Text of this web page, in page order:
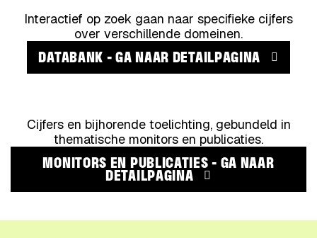
Interactief op zoek gaan naar specifieke cijfers
over verschillende domeinen.
DATABANK - GA NAAR DETAILPAGINA
Cijfers en bijhorende toelichting, gebundeld in
thematische monitors en publicaties.
MONITORS EN PUBLICATIES- GA NAAR
DETAILPAGINA